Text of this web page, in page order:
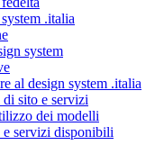
.italia
system
al design system .italia
sito e servizi
dei modelli
servizi disponibili